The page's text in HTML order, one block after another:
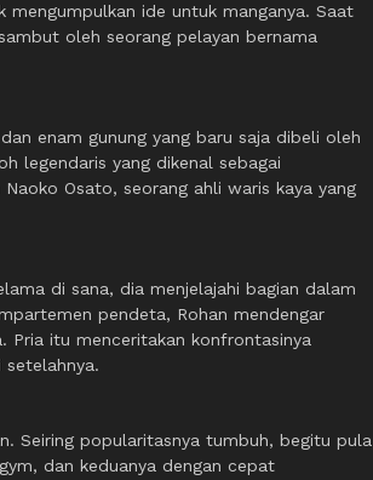
mengumpulkan ide untuk manganya. Saat
oleh seorang pelayan bernama
enam gunung yang baru saja dibeli oleh
legendaris yang dikenal sebagai
Osato, seorang ahli waris kaya yang
di sana, dia menjelajahi bagian dalam
pendeta, Rohan mendengar
Pria itu menceritakan konfrontasinya
setelahnya.
Seiring popularitasnya tumbuh, begitu pula
dan keduanya dengan cepat